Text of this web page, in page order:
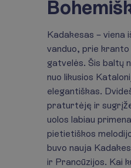
Kadakesas –
vanduo, prie
gatvelės. Šis baltų
nuo likusios
elegantiškas.
praturtėję ir
uolos labiau
pietietiškos
buvo nauja
ir Prancūzijos. Kai